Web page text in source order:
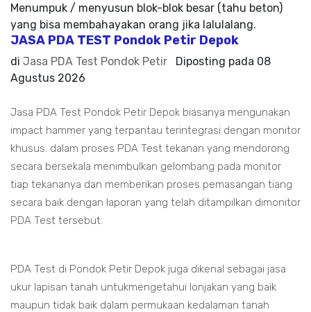
Menumpuk / menyusun blok-blok besar (tahu beton)
yang bisa membahayakan orang jika lalulalang.
JASA PDA TEST Pondok Petir Depok
di Jasa PDA Test Pondok Petir Diposting pada 08
Agustus 2026
Jasa PDA Test Pondok Petir Depok biasanya mengunakan
impact hammer yang terpantau terintegrasi dengan monitor
khusus. dalam proses PDA Test tekanan yang mendorong
secara bersekala menimbulkan gelombang pada monitor
tiap tekananya dan memberikan proses pemasangan tiang
secara baik dengan laporan yang telah ditampilkan dimonitor
PDA Test tersebut.
PDA Test di Pondok Petir Depok juga dikenal sebagai jasa
ukur lapisan tanah untukmengetahui lonjakan yang baik
maupun tidak baik dalam permukaan kedalaman tanah